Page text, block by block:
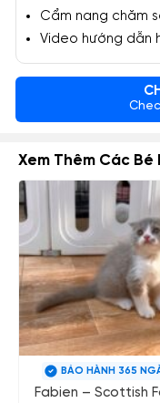
Cẩm nang chăm
Video hướng dẫn
Xem Thêm Các Bé
BẢO HÀNH 365
Fabien – Scottish